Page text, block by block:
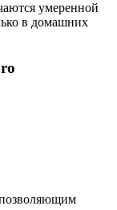
умеренной
в домашних